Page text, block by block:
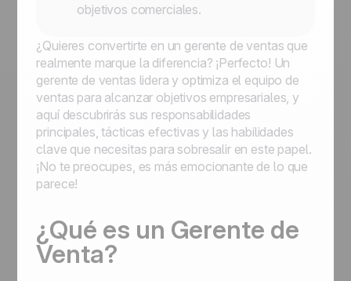
objetivos comerciales.
¿Quieres convertirte en un gerente de ventas que
realmente marque la diferencia? ¡Perfecto! Un
gerente de ventas lidera y optimiza el equipo de
ventas para alcanzar objetivos empresariales, y
aquí descubrirás sus responsabilidades
principales, tácticas efectivas y las habilidades
clave que necesitas para sobresalir en este papel.
¡No te preocupes, es más emocionante de lo que
parece!
¿Qué es un Gerente de
Venta?